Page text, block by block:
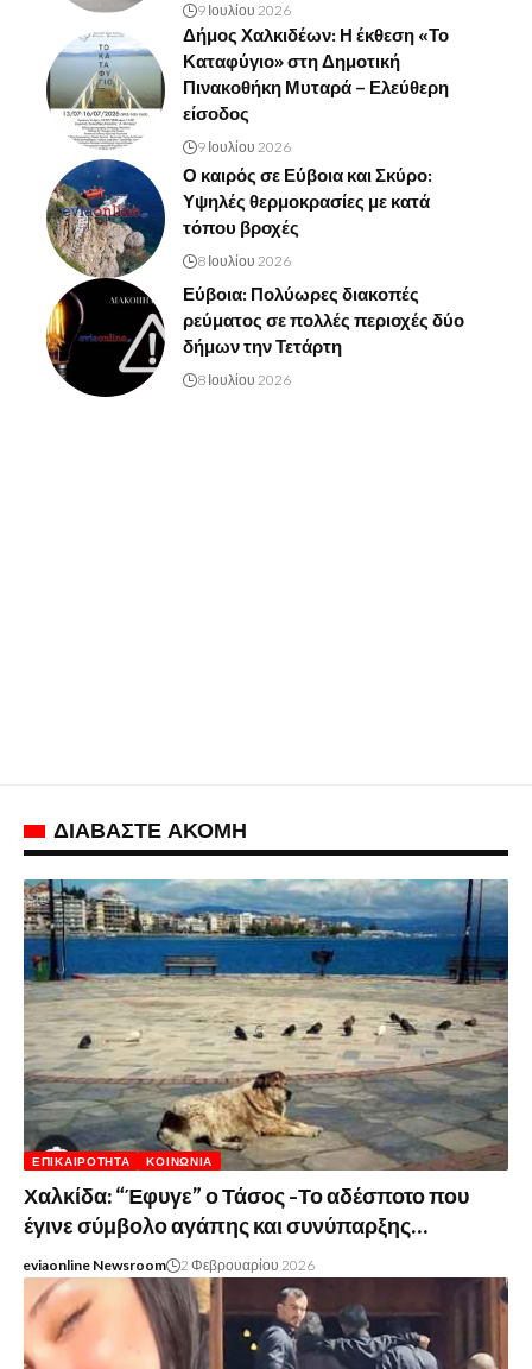
9 Ιουλίου 2026
Δήμος Χαλκιδέων: Η έκθεση «Το
Καταφύγιο» στη Δημοτική
Πινακοθήκη Μυταρά – Ελεύθερη
είσοδος
9 Ιουλίου 2026
Ο καιρός σε Εύβοια και Σκύρο:
Υψηλές θερμοκρασίες με κατά
τόπου βροχές
8 Ιουλίου 2026
Εύβοια: Πολύωρες διακοπές
ρεύματος σε πολλές περιοχές δύο
δήμων την Τετάρτη
8 Ιουλίου 2026
ΔΙΑΒΑΣΤΕ ΑΚΟΜΗ
ΕΠΙΚΑΙΡΌΤΗΤΑ ΚΟΙΝΩΝΊΑ
Χαλκίδα: “Έφυγε” ο Τάσος -Το αδέσποτο που
έγινε σύμβολο αγάπης και συνύπαρξης…
eviaonline Newsroom 2 Φεβρουαρίου 2026